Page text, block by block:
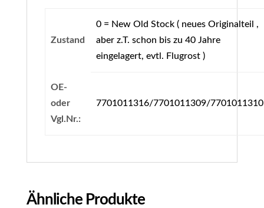
Zustand
0 = New Old Stock ( neues Originalteil ,
aber z.T. schon bis zu 40 Jahre
eingelagert, evtl. Flugrost )
OE-
oder
Vgl.Nr.:
7701011316/7701011309/7701011310
Ähnliche Produkte